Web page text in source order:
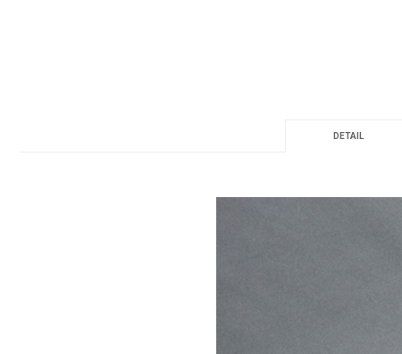
DETAIL